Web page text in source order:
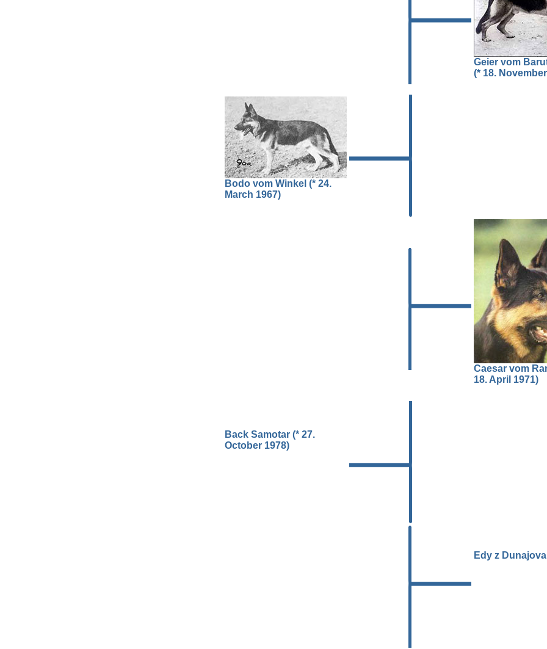
Geier vom
(* 18.
Bodo vom Winkel (* 24.
March 1967)
Caesar vom
18. April 1971)
Back Samotar (* 27.
October 1978)
Edy z